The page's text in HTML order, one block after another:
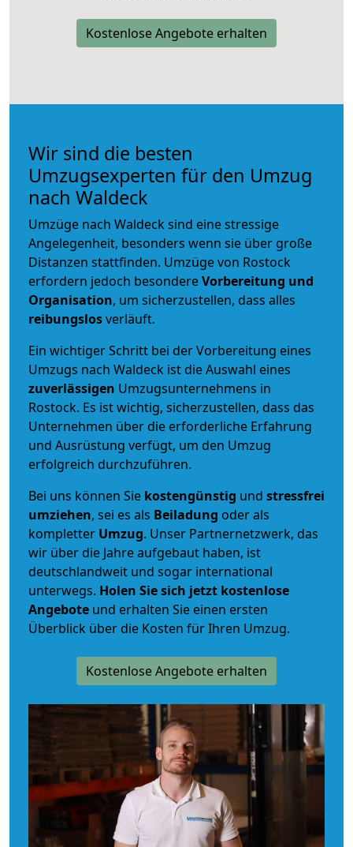
Kostenlose Angebote erhalten
Wir sind die besten
Umzugsexperten für den Umzug
nach Waldeck
Umzüge nach Waldeck sind eine stressige
Angelegenheit, besonders wenn sie über große
Distanzen stattfinden. Umzüge von Rostock
erfordern jedoch besondereVorbereitung und
Organisation, um sicherzustellen, dass alles
reibungslosverläuft.
Ein wichtiger Schritt bei der Vorbereitung eines
Umzugs nach Waldeck ist die Auswahl eines
zuverlässigen Umzugsunternehmens in
Rostock. Es ist wichtig, sicherzustellen, dass das
Unternehmen über die erforderliche Erfahrung
und Ausrüstung verfügt, um den Umzug
erfolgreich durchzuführen.
Bei uns können Sie kostengünstig und stressfrei
umziehen, sei es als Beiladung oder als
kompletter Umzug. Unser Partnernetzwerk, das
wir über die Jahre aufgebaut haben, ist
deutschlandweit und sogar international
unterwegs. Holen Sie sich jetzt kostenlose
Angebote und erhalten Sie einen ersten
Überblick über die Kosten für Ihren Umzug.
Kostenlose Angebote erhalten